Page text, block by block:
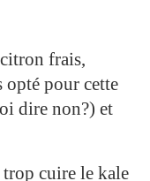
frais,
opté pour cette
dire non?) et
cuire le kale